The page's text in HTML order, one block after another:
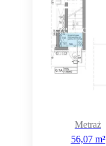
Rezerwacja
Metraż
56,07 m²